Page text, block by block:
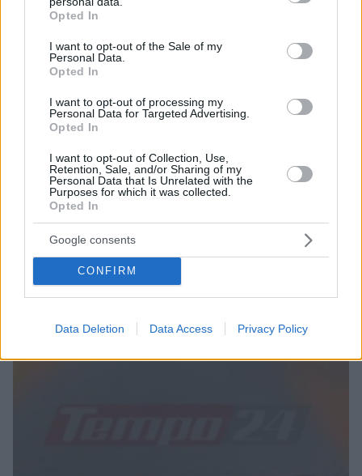
grant or deny consent to Google and its third-party tags to
use your data for below specified purposes in below Google
consent section.
Opted In
I want to opt-out of the Sale of my
Personal Data.
Opted In
I want to opt-out of processing my
Personal Data for Targeted Advertising.
Opted In
I want to opt-out of Collection, Use,
Retention, Sale, and/or Sharing of my
Personal Data that Is Unrelated with the
Purposes for which it was collected.
Opted In
Google consents
CONFIRM
Data Deletion Data Access Privacy Policy
Οκτώ νεκροί και 21 τραυματίες όταν λεωφορείο έπεσε
σε νάρκη στη Νιγηρία
Oι υποψίες στρέφονται στην τζιχαντιστική οργάνωση
Μπόκο Χαράμ που λυμαίνεται την περιοχή